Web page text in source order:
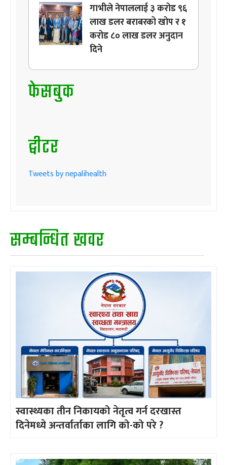
गाभीले नेपाललाई ३ करोड ९६
लाख डलर बराबरको खोप र १
करोड ८० लाख डलर अनुदान
दिने
फेसबुक
ट्वीटर
Tweets by nepalihealth
सम्बन्धित खवर
स्वास्थ्यका तीन निकायको नेतृत्व गर्न दरखास्त
दिनेमध्ये अन्तर्वार्ताका लागि को-को परे ?